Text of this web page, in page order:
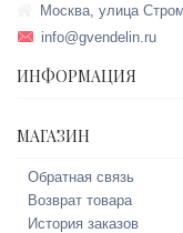
Москва, улица
info@gvendelin.ru
ИНФОРМАЦИЯ
МАГАЗИН
Обратная связь
Возврат товара
История заказов